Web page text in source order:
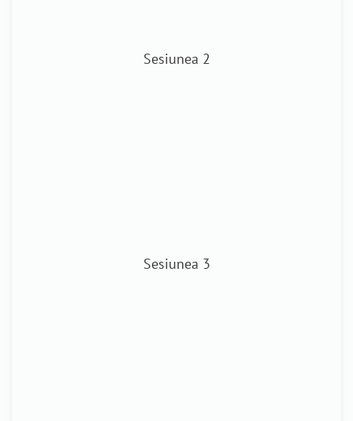
Sesiunea 2
Sesiunea 3